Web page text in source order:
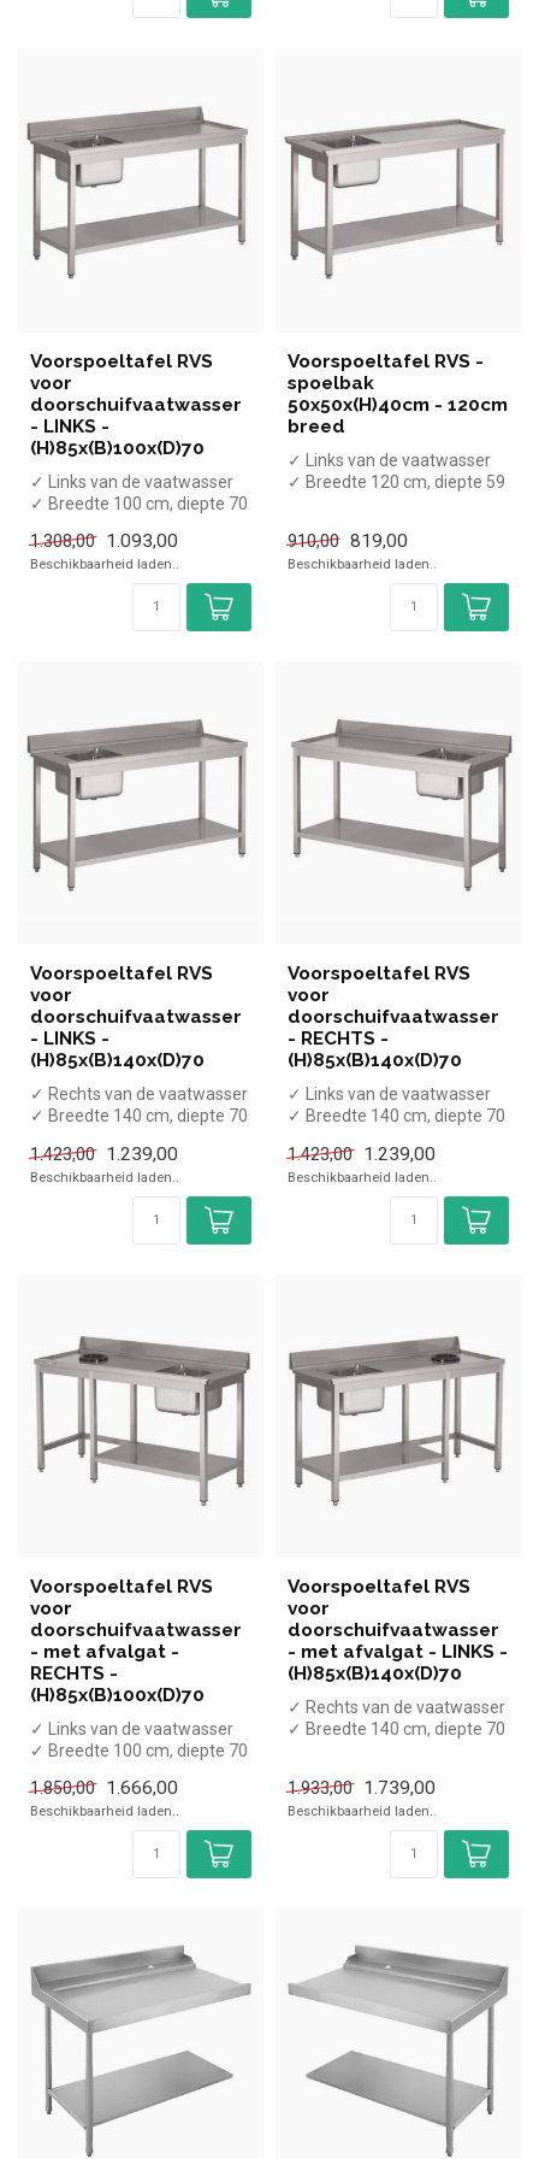
Voorspoeltafel RVS
voor
doorschuifvaatwasser
- LINKS -
(H)85x(B)100x(D)70
✓ Links van de vaatwasser
✓ Breedte 100 cm, diepte 70
1.308,00
1.093,00
Beschikbaarheid laden..
Voorspoeltafel RVS -
spoelbak
50x50x(H)40cm - 120cm
breed
✓ Links van de vaatwasser
✓ Breedte 120 cm, diepte 59
910,00 819,00
Beschikbaarheid laden..
Voorspoeltafel RVS
voor
doorschuifvaatwasser
- LINKS -
(H)85x(B)140x(D)70
✓ Rechts van de vaatwasser
✓ Breedte 140 cm, diepte 70
1.423,00
1.239,00
Beschikbaarheid laden..
Voorspoeltafel RVS
voor
doorschuifvaatwasser
- RECHTS -
(H)85x(B)140x(D)70
✓ Links van de vaatwasser
✓ Breedte 140 cm, diepte 70
1.423,00
1.239,00
Beschikbaarheid laden..
Voorspoeltafel RVS
voor
doorschuifvaatwasser
- met afvalgat -
RECHTS -
(H)85x(B)100x(D)70
✓ Links van de vaatwasser
✓ Breedte 100 cm, diepte 70
1.850,00
1.666,00
Beschikbaarheid laden..
Voorspoeltafel RVS
voor
doorschuifvaatwasser
- met afvalgat - LINKS -
(H)85x(B)140x(D)70
✓ Rechts van de vaatwasser
✓ Breedte 140 cm, diepte 70
1.933,00
1.739,00
Beschikbaarheid laden..